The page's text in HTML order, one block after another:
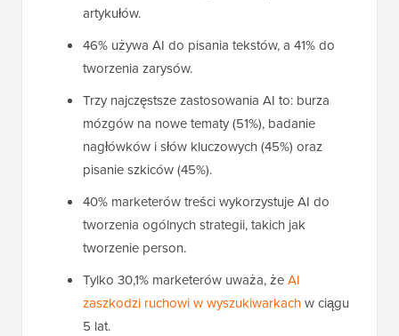
artykułów.
46% używa AI do pisania tekstów, a 41% do
tworzenia zarysów.
Trzy najczęstsze zastosowania AI to: burza
mózgów na nowe tematy (51%), badanie
nagłówków i słów kluczowych (45%) oraz
pisanie szkiców (45%).
40% marketerów treści wykorzystuje AI do
tworzenia ogólnych strategii, takich jak
tworzenie person.
Tylko 30,1% marketerów uważa, żeAI
zaszkodzi ruchowi w wyszukiwarkachw ciągu
5 lat.